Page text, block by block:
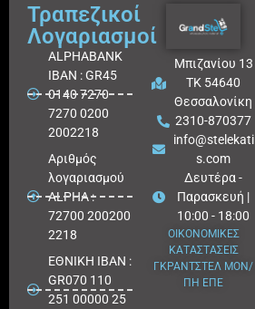
Τραπεζικοί
Λογαριασμοί
ALPHABANK
IBAN : GR45
0140 7270
7270 0200
2002218
Aριθμός
λογαριασμού
ALPHA :
72700 200200
2218
ΕΘΝΙΚΗ ΙΒΑΝ :
GR070 110
251 00000 25
Μπιζανίου 13
ΤΚ 54640
Θεσσαλονίκη
2310-870377
info@stelekati
s.com
Δευτέρα -
Παρασκευή |
10:00 - 18:00
ΟΙΚΟΝΟΜΙΚΕΣ
ΚΑΤΑΣΤΑΣΕΙΣ
ΓΚΡΑΝΤΣΤΕΛ ΜΟΝ/
ΠΗ ΕΠΕ